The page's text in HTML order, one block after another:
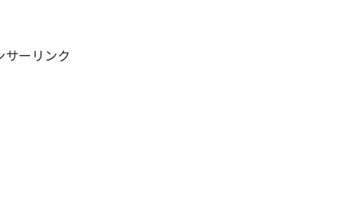
サーリンク